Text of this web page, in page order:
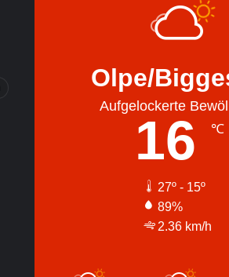
Olpe/
Aufgelockerte
16 ℃
27º - 15º
89%
2.36 km/h